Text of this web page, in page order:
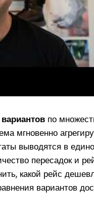
по
мгновенно
выводятся в
пересадок и
какой рейс
вариантов